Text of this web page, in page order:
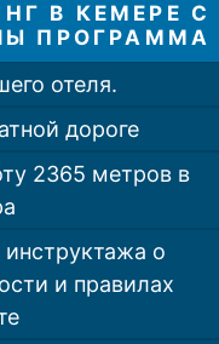
В КЕМЕРЕ С
ПРОГРАММА
отеля.
дороге
2365 метров в
о
и правилах